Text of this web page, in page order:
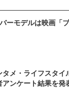
ーモデルは映画「
タメ・ライフスタイ
アンケート結果を発